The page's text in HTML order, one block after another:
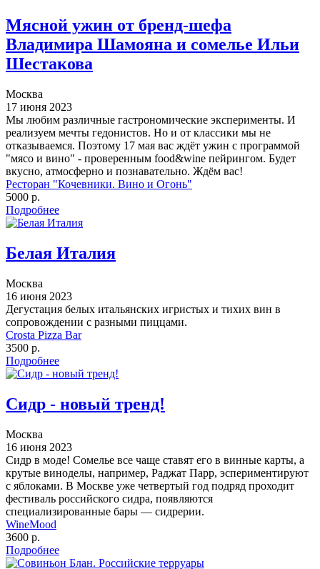
Мясной ужин от бренд-шефа
Владимира Шамояна и сомелье Ильи
Шестакова
Москва
17 июня 2023
Мы любим различные гастрономические эксперименты. И
реализуем мечты гедонистов. Но и от классики мы не
отказываемся. Поэтому 17 мая вас ждёт ужин с программой
"мясо и вино" - проверенным food&wine пейрингом. Будет
вкусно, атмосферно и познавательно. Ждём вас!
Ресторан "Кочевники. Вино и Огонь"
5000 р.
Подробнее
Белая Италия
Москва
16 июня 2023
Дегустация белых итальянских игристых и тихих вин в
сопровождении с разными пиццами.
Crosta Pizza Bar
3500 р.
Подробнее
Сидр - новый тренд!
Москва
16 июня 2023
Сидр в моде! Сомелье все чаще ставят его в винные карты, а
крутые виноделы, например, Раджат Парр, эспериментируют
с яблоками. В Москве уже четвертый год подряд проходит
фестиваль российского сидра, появляются
специализированные бары — сидрерии.
WineMood
3600 р.
Подробнее